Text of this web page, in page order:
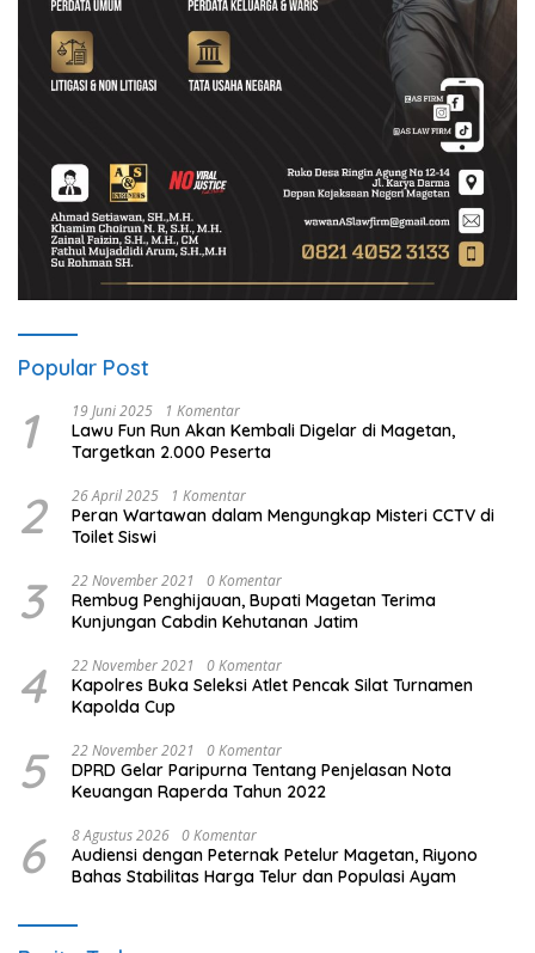
Popular Post
1 19 Juni 2025 1 Komentar
Lawu Fun Run Akan Kembali Digelar di Magetan,
Targetkan 2.000 Peserta
2 26 April 2025 1 Komentar
Peran Wartawan dalam Mengungkap Misteri CCTV di
Toilet Siswi
3 22 November 2021 0 Komentar
Rembug Penghijauan, Bupati Magetan Terima
Kunjungan Cabdin Kehutanan Jatim
4 22 November 2021 0 Komentar
Kapolres Buka Seleksi Atlet Pencak Silat Turnamen
Kapolda Cup
5 22 November 2021 0 Komentar
DPRD Gelar Paripurna Tentang Penjelasan Nota
Keuangan Raperda Tahun 2022
6 8 Agustus 2026 0 Komentar
Audiensi dengan Peternak Petelur Magetan, Riyono
Bahas Stabilitas Harga Telur dan Populasi Ayam